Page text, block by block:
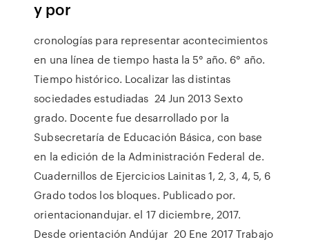
y por
cronologías para representar acontecimientos
en una línea de tiempo hasta la 5° año. 6° año.
Tiempo histórico. Localizar las distintas
sociedades estudiadas 24 Jun 2013 Sexto
grado. Docente fue desarrollado por la
Subsecretaría de Educación Básica, con base
en la edición de la Administración Federal de.
Cuadernillos de Ejercicios Lainitas 1, 2, 3, 4, 5, 6
Grado todos los bloques. Publicado por.
orientacionandujar. el 17 diciembre, 2017.
Desde orientación Andújar 20 Ene 2017 Trabajo